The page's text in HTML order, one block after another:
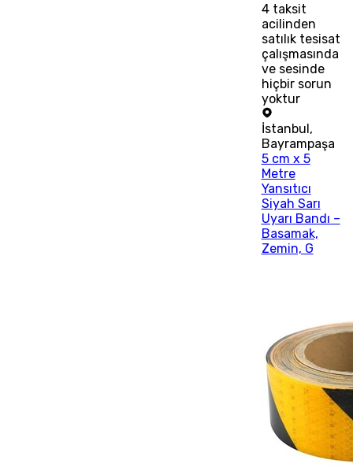
4taksit
acilinden
satılık tesisat
çalışmasında
ve sesinde
hiçbir sorun
yoktur
İstanbul,
Bayrampaşa
5 cm x 5
Metre
Yansıtıcı
Siyah Sarı
Uyarı Bandı –
Basamak,
Zemin, G